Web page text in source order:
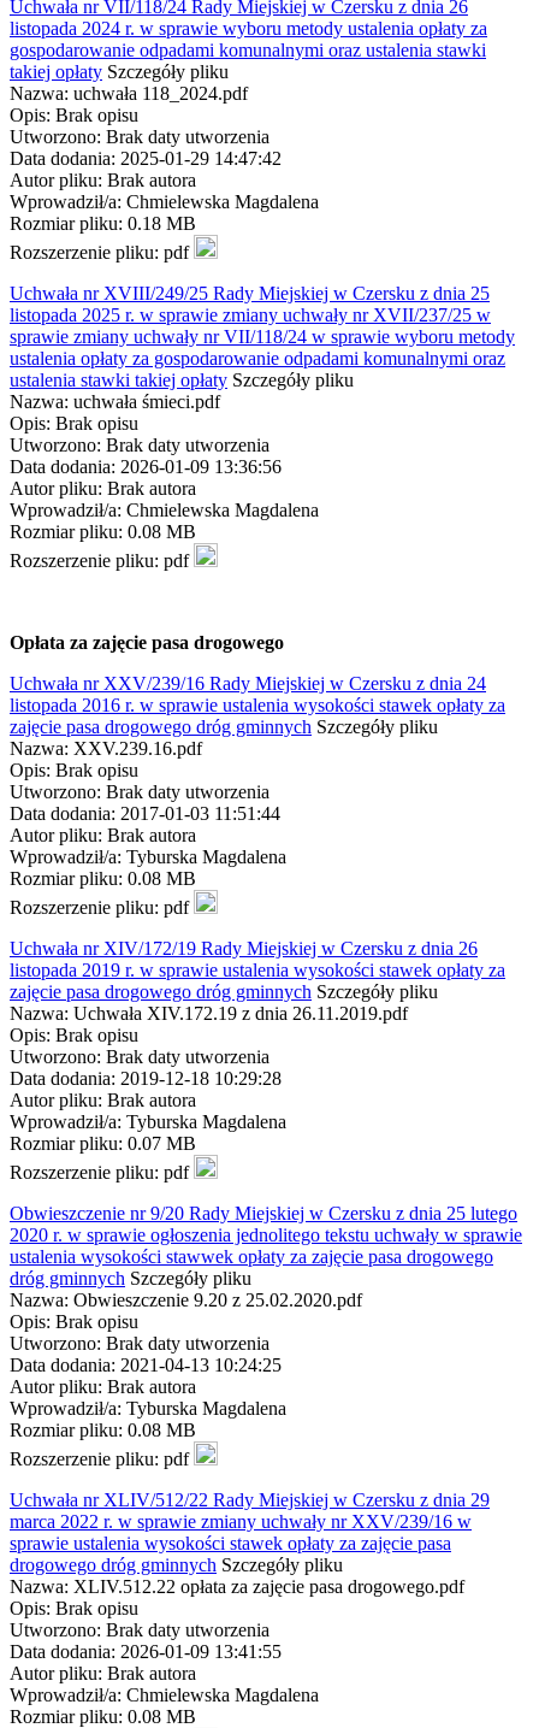
Uchwała nr VII/118/24 Rady Miejskiej w Czersku z dnia 26
listopada 2024 r. w sprawie wyboru metody ustalenia opłaty za
gospodarowanie odpadami komunalnymi oraz ustalenia stawki
takiej opłaty Szczegóły pliku
Nazwa: uchwała 118_2024.pdf
Opis: Brak opisu
Utworzono: Brak daty utworzenia
Data dodania: 2025-01-29 14:47:42
Autor pliku: Brak autora
Wprowadził/a: Chmielewska Magdalena
Rozmiar pliku: 0.18 MB
Rozszerzenie pliku: pdf
Uchwała nr XVIII/249/25 Rady Miejskiej w Czersku z dnia 25
listopada 2025 r. w sprawie zmiany uchwały nr XVII/237/25 w
sprawie zmiany uchwały nr VII/118/24 w sprawie wyboru metody
ustalenia opłaty za gospodarowanie odpadami komunalnymi oraz
ustalenia stawki takiej opłaty Szczegóły pliku
Nazwa: uchwała śmieci.pdf
Opis: Brak opisu
Utworzono: Brak daty utworzenia
Data dodania: 2026-01-09 13:36:56
Autor pliku: Brak autora
Wprowadził/a: Chmielewska Magdalena
Rozmiar pliku: 0.08 MB
Rozszerzenie pliku: pdf
Opłata za zajęcie pasa drogowego
Uchwała nr XXV/239/16 Rady Miejskiej w Czersku z dnia 24
listopada 2016 r. w sprawie ustalenia wysokości stawek opłaty za
zajęcie pasa drogowego dróg gminnych Szczegóły pliku
Nazwa: XXV.239.16.pdf
Opis: Brak opisu
Utworzono: Brak daty utworzenia
Data dodania: 2017-01-03 11:51:44
Autor pliku: Brak autora
Wprowadził/a: Tyburska Magdalena
Rozmiar pliku: 0.08 MB
Rozszerzenie pliku: pdf
Uchwała nr XIV/172/19 Rady Miejskiej w Czersku z dnia 26
listopada 2019 r. w sprawie ustalenia wysokości stawek opłaty za
zajęcie pasa drogowego dróg gminnych Szczegóły pliku
Nazwa: Uchwała XIV.172.19 z dnia 26.11.2019.pdf
Opis: Brak opisu
Utworzono: Brak daty utworzenia
Data dodania: 2019-12-18 10:29:28
Autor pliku: Brak autora
Wprowadził/a: Tyburska Magdalena
Rozmiar pliku: 0.07 MB
Rozszerzenie pliku: pdf
Obwieszczenie nr 9/20 Rady Miejskiej w Czersku z dnia 25 lutego
2020 r. w sprawie ogłoszenia jednolitego tekstu uchwały w sprawie
ustalenia wysokości stawwek opłaty za zajęcie pasa drogowego
dróg gminnych Szczegóły pliku
Nazwa: Obwieszczenie 9.20 z 25.02.2020.pdf
Opis: Brak opisu
Utworzono: Brak daty utworzenia
Data dodania: 2021-04-13 10:24:25
Autor pliku: Brak autora
Wprowadził/a: Tyburska Magdalena
Rozmiar pliku: 0.08 MB
Rozszerzenie pliku: pdf
Uchwała nr XLIV/512/22 Rady Miejskiej w Czersku z dnia 29
marca 2022 r. w sprawie zmiany uchwały nr XXV/239/16 w
sprawie ustalenia wysokości stawek opłaty za zajęcie pasa
drogowego dróg gminnych Szczegóły pliku
Nazwa: XLIV.512.22 opłata za zajęcie pasa drogowego.pdf
Opis: Brak opisu
Utworzono: Brak daty utworzenia
Data dodania: 2026-01-09 13:41:55
Autor pliku: Brak autora
Wprowadził/a: Chmielewska Magdalena
Rozmiar pliku: 0.08 MB